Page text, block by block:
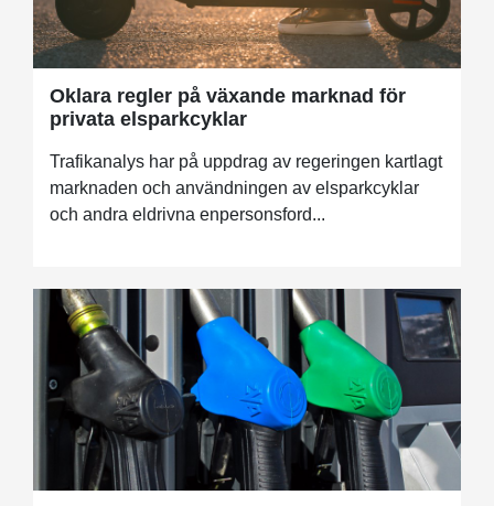
Oklara regler på växande marknad för
privata elsparkcyklar
Trafikanalys har på uppdrag av regeringen kartlagt
marknaden och användningen av elsparkcyklar
och andra eldrivna enpersonsford...